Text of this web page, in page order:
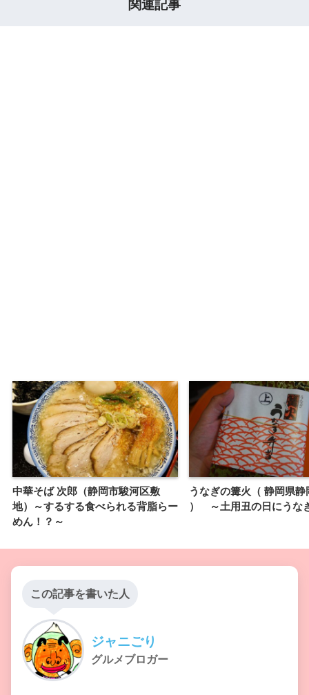
関連記事
中華そば 次郎（静岡市駿河区敷
地）～するする食べられる背脂らー
めん！？～
うなぎの篝火（ 静岡県静
） ～土用丑の日にうな
この記事を書いた人
ジャニごり
グルメブロガー